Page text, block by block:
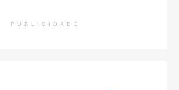
PUBLICIDADE